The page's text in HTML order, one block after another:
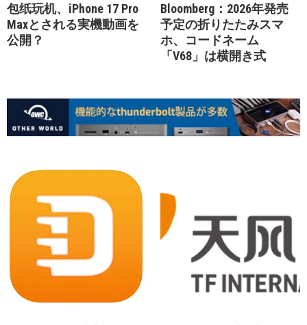
包纸玩机、iPhone 17 Pro
Maxとされる実機動画を
公開？
Bloomberg：2026年発売
予定の折りたたみスマ
ホ、コードネーム
「V68」は横開き式